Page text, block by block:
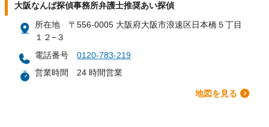
大阪なんば探偵事務所弁護士推奨あい探偵
所在地
〒556-0005 大阪府大阪市浪速区日本橋５丁目
１２−３
電話番号
0120-783-219
営業時間
24 時間営業
地図を見る